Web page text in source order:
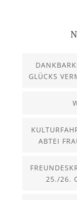
GLÜCKS
ABTEI
25./26.